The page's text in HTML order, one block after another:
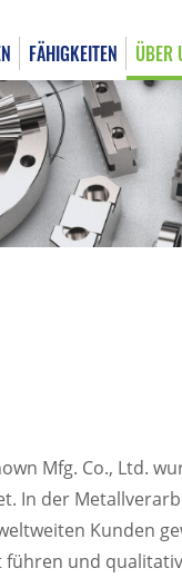
FÄHIGKEITEN ÜBER
Mfg. Co., Ltd.
In der
Kunden
und
日本語